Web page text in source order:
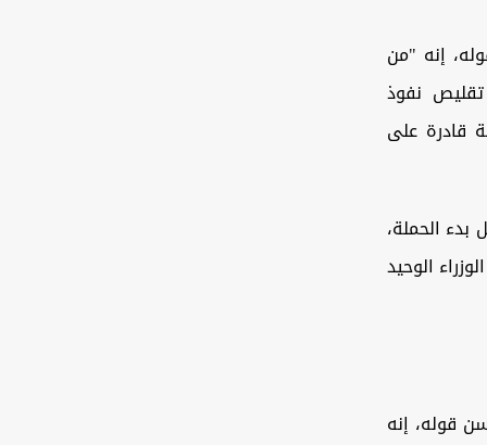
إنه "من
نفوذ
قادرة على
الحملة،
الوحيد
قوله، إنه